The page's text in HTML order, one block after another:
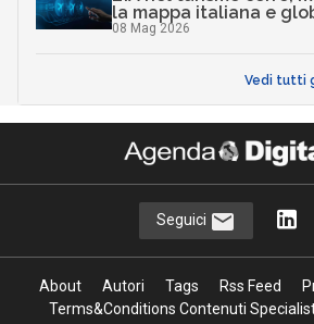
la mappa italiana e
08 Mag 2026
Vedi tutti
Seguici
About Autori Tags Rss Feed
Terms&Conditions Contenuti